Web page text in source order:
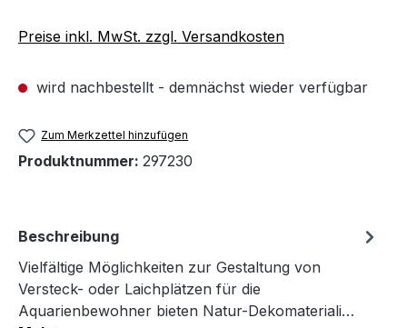
Preise inkl. MwSt. zzgl. Versandkosten
wird nachbestellt - demnächst wieder verfügbar
Zum Merkzettel hinzufügen
Produktnummer: 297230
Beschreibung
Vielfältige Möglichkeiten zur Gestaltung von
Versteck- oder Laichplätzen für die
Aquarienbewohner bieten Natur-Dekomateriali…